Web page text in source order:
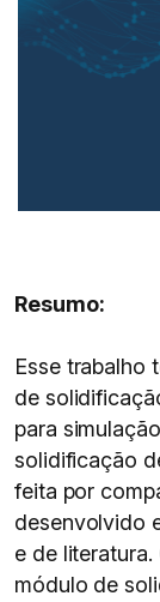
Resumo:
Esse trabalho
de
para
solidificação
feita por
desenvolvido
e de
módulo de